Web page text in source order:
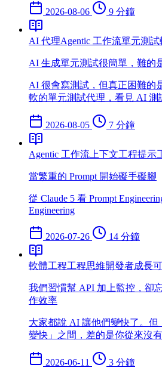
2026-08-06 9 分鐘
AI 代理Agentic 工作流單元測試
AI 生成單元測試很簡單，難的
AI 很會寫測試，但真正困難的
軟的單元測試代理，看見 AI 測
2026-08-05 7 分鐘
Agentic 工作流 上下文工程提示
當繁重的 Prompt 開始礙手礙腳
從 Claude 5 看 Prompt
Engineering
2026-07-26 14 分鐘
軟體工程工程思維開發者成長
我們習慣幫 API 加上監控，卻
作效率
大家都說 AI 讓他們變快了。但
變快」之間，差的是你從來沒
2026-06-11 3 分鐘